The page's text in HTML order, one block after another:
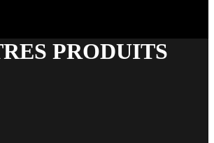
PRODUITS